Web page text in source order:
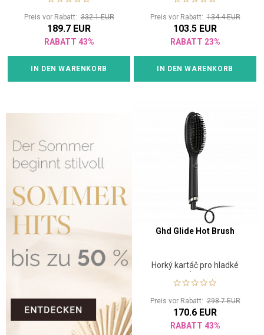
Preis vor Rabatt:332.1 EUR
189.7 EUR
RABATT 43%
IN DEN WARENKORB
Preis vor Rabatt:134.4 EUR
103.5 EUR
RABATT 23%
IN DEN WARENKORB
Ghd Glide Hot Brush
Horký kartáč pro hladké
vlasy
Preis vor Rabatt:298.7 EUR
170.6 EUR
RABATT 43%